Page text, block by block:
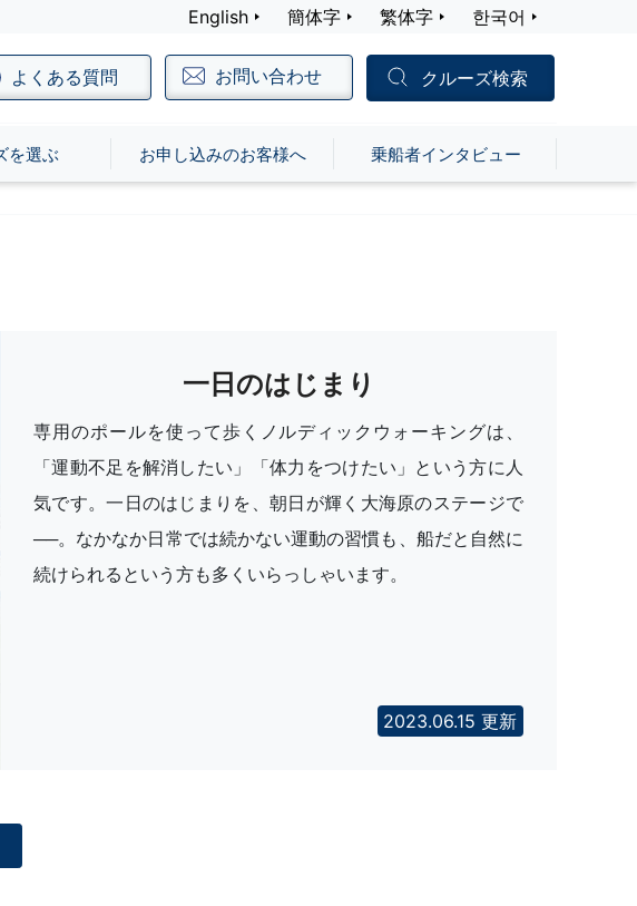
English 簡体字 繁体字 한국어
よくある質問 お問い合わせ クルーズ検索
を選ぶ お申し込みのお客様へ 乗船者インタビュー
一日のはじまり
専用のポールを使って歩くノルディックウォーキングは、
「運動不足を解消したい」「体力をつけたい」という方に人
気です。一日のはじまりを、朝日が輝く大海原のステージで
──。なかなか日常では続かない運動の習慣も、船だと自然に
続けられるという方も多くいらっしゃいます。
2023.06.15 更新